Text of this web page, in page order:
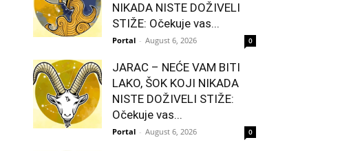
NIKADA NISTE DOŽIVELI
STIŽE: Očekuje vas...
Portal - August 6, 2026 0
JARAC – NEĆE VAM BITI
LAKO, ŠOK KOJI NIKADA
NISTE DOŽIVELI STIŽE:
Očekuje vas...
Portal - August 6, 2026 0